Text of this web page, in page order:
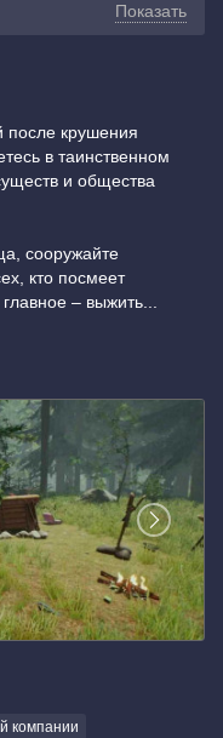
Показать
после крушения
в таинственном
и общества
сооружайте
кто посмеет
– выжить...
компании